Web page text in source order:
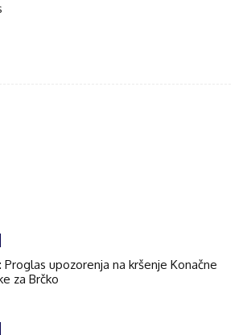
Proglas upozorenja na kršenje Konačne
za Brčko